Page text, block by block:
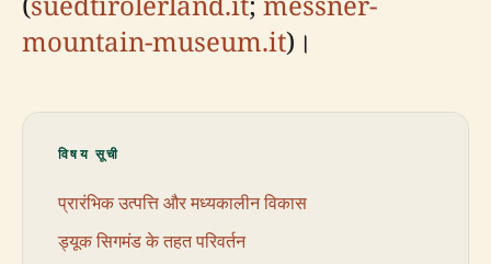
mountain-museum.it)।
विषय सूची
प्रारंभिक उत्पत्ति और मध्यकालीन विकास
ड्यूक सिगमंड के तहत परिवर्तन